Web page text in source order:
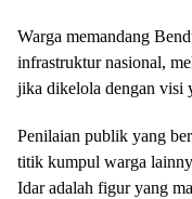
​Warga memandang
infrastruktur nasional,
jika dikelola dengan visi
Penilaian publik yang
titik kumpul warga
Idar adalah figur yang